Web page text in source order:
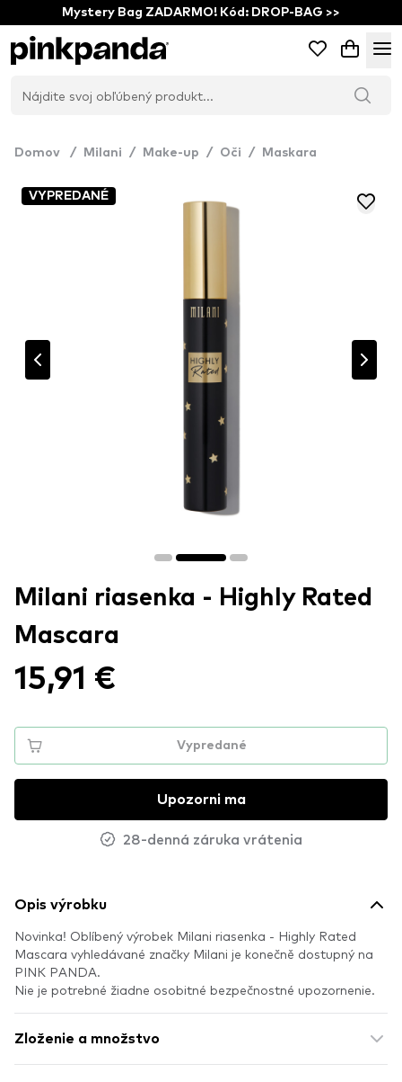
Mystery Bag ZADARMO! Kód: DROP-BAG >>
Domov / Milani / Make-up / Oči / Maskara
VYPREDANÉ
Milani riasenka - Highly Rated
Mascara
15,91 €
Vypredané
Upozorni ma
28-denná záruka vrátenia
Opis výrobku
Novinka! Oblíbený výrobek Milani riasenka - Highly Rated
Mascara vyhledávané značky Milani je konečně dostupný na
PINK PANDA.
Nie je potrebné žiadne osobitné bezpečnostné upozornenie.
Zloženie a množstvo